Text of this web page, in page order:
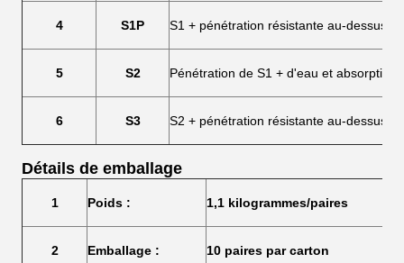
4 S1P S1 + pénétration résistante au-dessus
5 S2 Pénétration de S1 + d'eau et absorption
6 S3 S2 + pénétration résistante au-dessus
Détails de emballage
1 Poids : 1,1 kilogrammes/paires
2 Emballage : 10 paires par carton